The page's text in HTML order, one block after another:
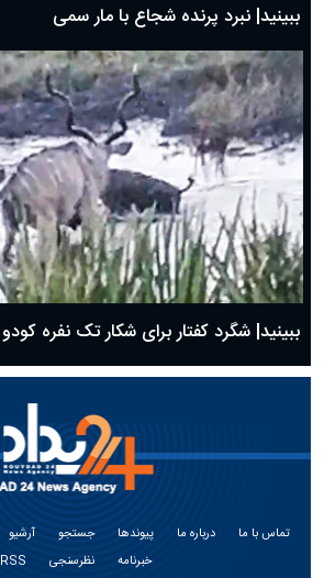
ببینید| نبرد پرنده شجاع با مار سمی
ببینید| شگرد کفتار برای شکار تک نفره کودو
تماس با ما درباره ما پیوندها جستجو آرشیو
خبرنامه
نظرسنجی RSS